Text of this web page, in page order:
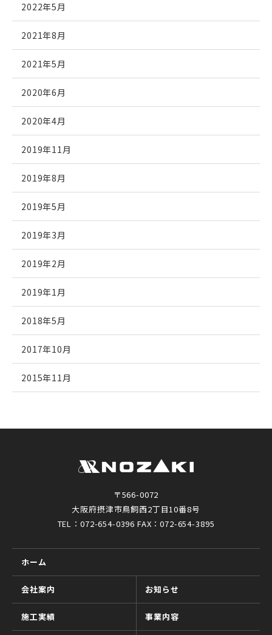
2022年5月
2021年8月
2021年5月
2020年6月
2020年4月
2019年11月
2019年8月
2019年5月
2019年3月
2019年2月
2019年1月
2018年5月
2017年10月
2015年11月
〒566-0072
大阪府摂津市鳥飼西2丁目10番8号
TEL：072-654-0396 FAX：072-654-3895
ホーム
会社案内 お知らせ
施工実績 事業内容